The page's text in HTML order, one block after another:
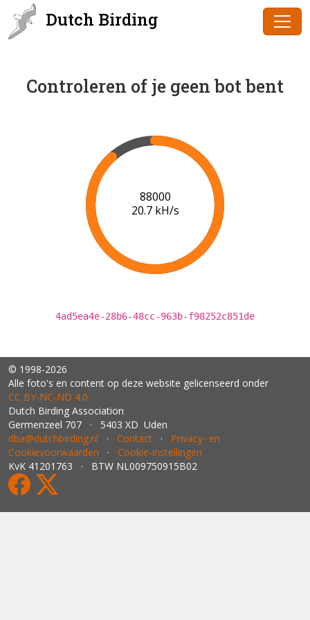
Dutch Birding
Controleren of je geen bot bent
90000
20.8 kH/s
4ad5ea4e-28b6-48cc-963b-f98252c851de
© 1998-2026
Alle foto's en content op deze website gelicenseerd onder
CC BY‑NC‑ND 4.0
Dutch Birding Association
Germenzeel 707 · 5403 XD Uden
dba@dutchbirding.nl · Contact · Privacy- en
Cookievoorwaarden · Cookie-instellingen
KvK 41201763 · BTW NL009750915B02